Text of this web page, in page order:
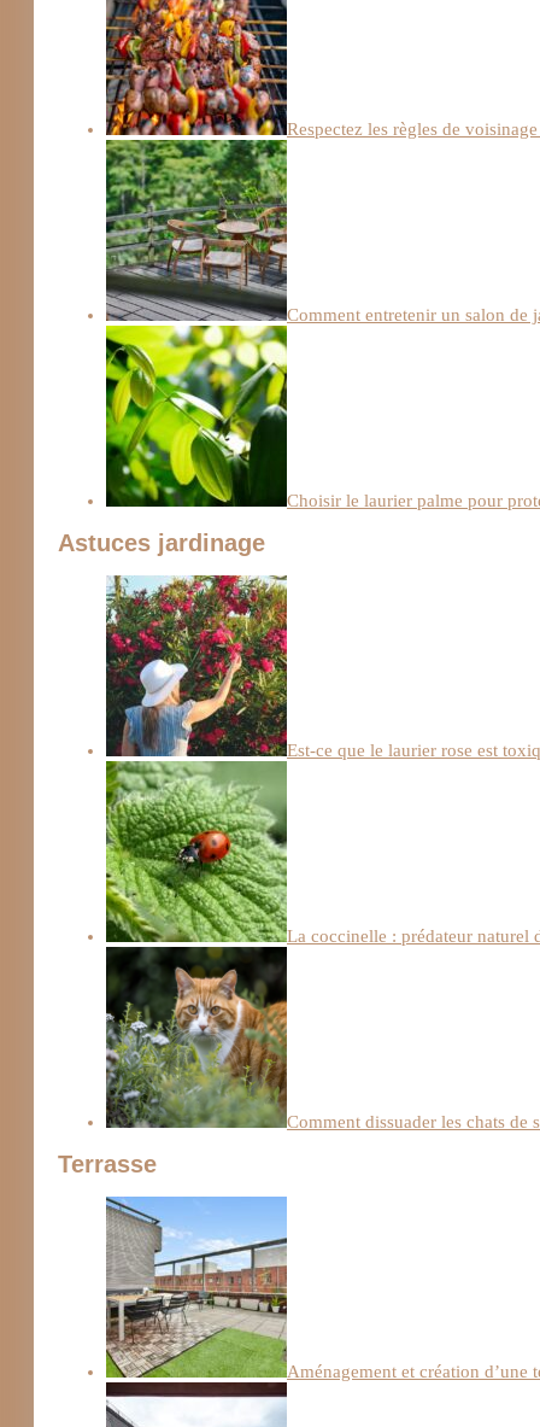
Respectez les règles de
Comment entretenir un salon de
Choisir le laurier palme pour
Astuces jardinage
Est-ce que le laurier rose est
La coccinelle : prédateur naturel
Comment dissuader les chats de
Terrasse
Aménagement et création d’une